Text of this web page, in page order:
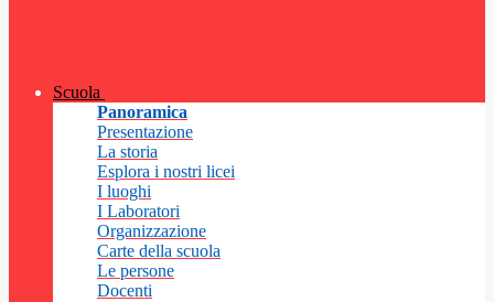
Scuola
Panoramica
Presentazione
La storia
Esplora i nostri licei
I luoghi
I Laboratori
Organizzazione
Carte della scuola
Le persone
Docenti